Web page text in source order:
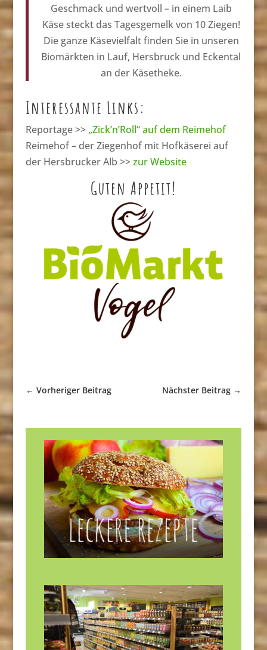
Geschmack und wertvoll – in einem Laib
Käse steckt das Tagesgemelk von 10 Ziegen!
Die ganze Käsevielfalt finden Sie in unseren
Biomärkten in Lauf, Hersbruck und Eckental
an der Käsetheke.
Interessante Links:
Reportage >>„Zick’n’Roll“ auf dem Reimehof
Reimehof – der Ziegenhof mit Hofkäserei auf
der Hersbrucker Alb >>zur Website
Guten Appetit!
← Vorheriger Beitrag Nächster Beitrag →